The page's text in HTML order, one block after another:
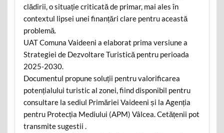
clădirii, o situație criticată de primar, mai ales în
contextul lipsei unei finanțări clare pentru această
problemă.
UAT Comuna Vaideeni a elaborat prima versiune a
Strategiei de Dezvoltare Turistică pentru perioada
2025-2030.
Documentul propune soluții pentru valorificarea
potențialului turistic al zonei, fiind disponibil pentru
consultare la sediul Primăriei Vaideeni și la Agenția
pentru Protecția Mediului (APM) Vâlcea. Cetățenii pot
transmite sugestii .